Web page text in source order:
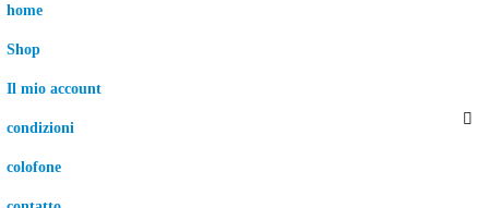
home
Shop
Il mio account
condizioni
colofone